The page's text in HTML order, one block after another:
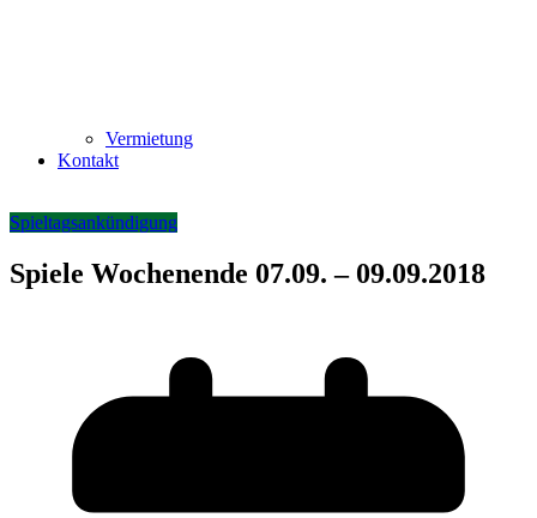
Vermietung
Kontakt
Spieltagsankündigung
Spiele Wochenende 07.09. – 09.09.2018